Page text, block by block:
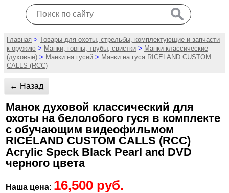
Главная > Товары для охоты, стрельбы, комплектующие и запчасти
к оружию > Манки, горны, трубы, свистки > Манки классические
(духовые) > Манки на гусей > Манки на гуся RICELAND CUSTOM
CALLS (RCC)
← Назад
Манок духовой классический для
охоты на белолобого гуся в комплекте
с обучающим видеофильмом
RICELAND CUSTOM CALLS (RCC)
Acrylic Speck Black Pearl and DVD
черного цвета
Наша цена: 16,500 руб.